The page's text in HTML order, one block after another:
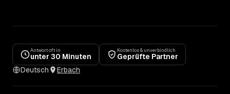
Antwort oft in
unter 30 Minuten
Kostenlos & unverbindlich
Geprüfte Partner
Deutsch
Erbach